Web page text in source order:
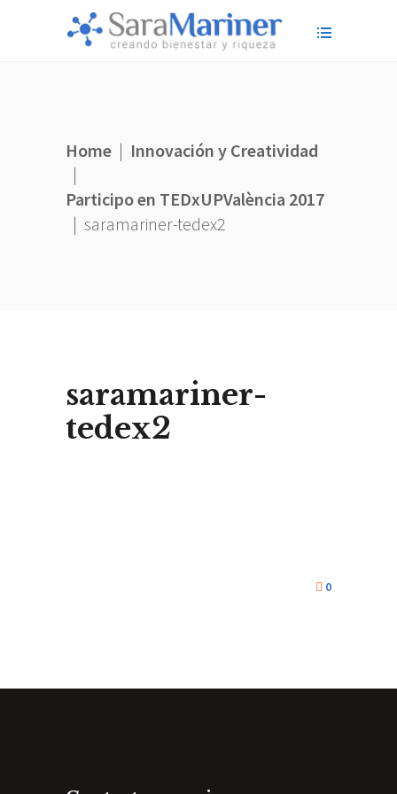
Home | Innovación y Creatividad
|
Participo en TEDxUPValència 2017
| saramariner-tedex2
saramariner-
tedex2
0